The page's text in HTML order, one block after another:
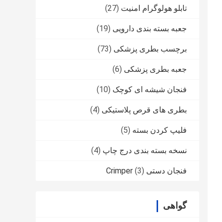
تابلو هولوگرام امنیت (27)
جعبه بسته بندی دارویی (19)
برچسب بطری پزشکی (73)
جعبه بطری پزشکی (6)
فنجان شیشه ای کوچک (10)
بطری های قرص پلاستیکی (4)
فلیپ کردن بسته (5)
نسخه بسته بندی درج چاپ (4)
فنجان دستی Crimper (3)
گواهی